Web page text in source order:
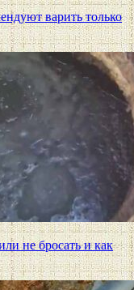
варить только
не бросать и как